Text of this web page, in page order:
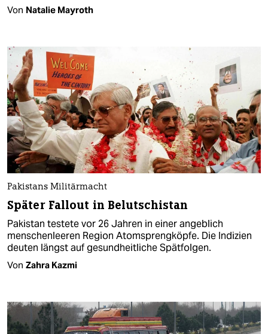
Von Natalie Mayroth
Pakistans Militärmacht
Später Fallout in Belutschistan
Pakistan testete vor 26 Jahren in einer angeblich
menschenleeren Region Atomsprengköpfe. Die Indizien
deuten längst auf gesundheitliche Spätfolgen.
Von Zahra Kazmi